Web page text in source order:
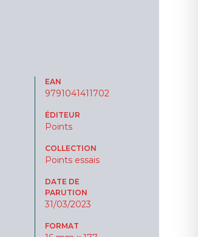
EAN
9791041411702
ÉDITEUR
Points
COLLECTION
Points essais
DATE DE
PARUTION
31/03/2023
FORMAT